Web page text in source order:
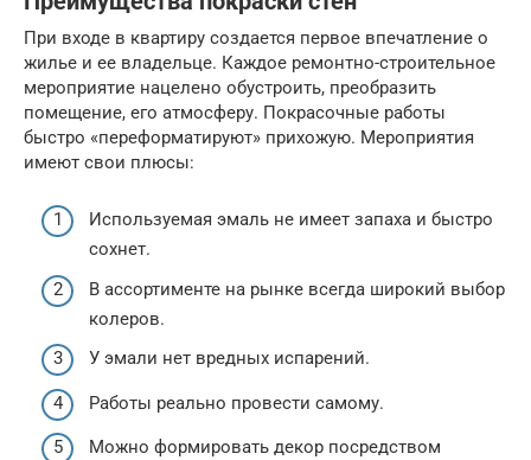
При входе в квартиру создается первое впечатление о
жилье и ее владельце. Каждое ремонтно-строительное
мероприятие нацелено обустроить, преобразить
помещение, его атмосферу. Покрасочные работы
быстро «переформатируют» прихожую. Мероприятия
имеют свои плюсы:
Используемая эмаль не имеет запаха и быстро
сохнет.
В ассортименте на рынке всегда широкий выбор
колеров.
У эмали нет вредных испарений.
Работы реально провести самому.
Можно формировать декор посредством